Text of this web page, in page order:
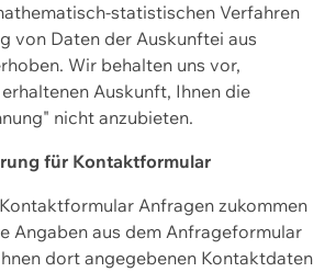
statistischen Verfahren
von Daten der Auskunftei aus
Wir behalten uns vor,
Auskunft, Ihnen die
nicht anzubieten.
für Kontaktformular
Anfragen zukommen
Angaben aus dem Anfrageformular
dort angegebenen Kontaktdaten